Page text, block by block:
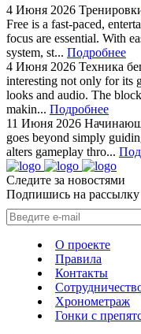
4 Июня 2026
Free is a fast-paced,
focus are essential. With
system, st... Подробнее
4 Июня 2026 Техника
interesting not only for its
looks and audio. The
makin... Подробнее
11 Июня 2026
goes beyond simply
alters gameplay thro...
Следите за новостями
Подпишись на рассылку
О проекте
Правила
Контакты
Хронометраж
Гонки с